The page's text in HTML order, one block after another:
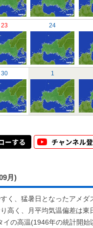
23 24
30 1
月)
く、猛暑日となったアメ
高く、月平均気温偏差は
イの高温(1946年の統計開